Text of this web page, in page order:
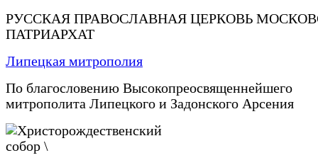
РУССКАЯ ПРАВОСЛАВНАЯ ЦЕРКОВЬ
ПАТРИАРХАТ
Липецкая митрополия
По благословению Высокопреосвященнейшего
митрополита Липецкого и Задонского Арсения